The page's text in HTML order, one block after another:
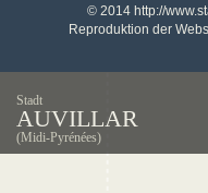
© 2014 http://
Reproduktion der
Stadt
AUVILLAR
(Midi-Pyrénées)